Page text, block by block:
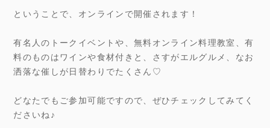
ということで、オンラインで開催されます！
有名人のトークイベントや、無料オンライン料理教室、有
料のものはワインや食材付きと、さすがエルグルメ、なお
洒落な催しが日替わりでたくさん♡
どなたでもご参加可能ですので、ぜひチェックしてみてく
ださいね♪